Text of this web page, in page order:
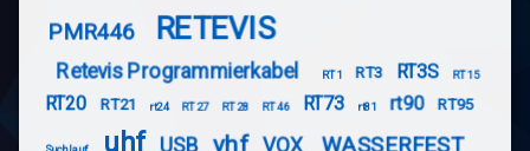
PMR446
RETEVIS
Retevis Programmierkabel RT1 RT3 RT3S RT15
RT20 RT21 rt24 RT27 RT28 RT46 RT73 rt81 rt90 RT95
uhf USB vhf VOX
WASSERFEST